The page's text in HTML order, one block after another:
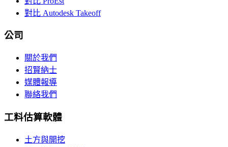
對比 Autodesk Takeoff
公司
關於我們
招賢納士
媒體報導
聯絡我們
工料估算軟體
土方與開挖